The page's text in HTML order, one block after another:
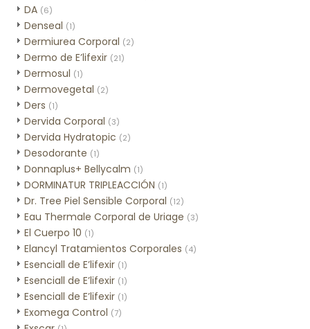
DA (6)
Denseal (1)
Dermiurea Corporal (2)
Dermo de E’lifexir (21)
Dermosul (1)
Dermovegetal (2)
Ders (1)
Dervida Corporal (3)
Dervida Hydratopic (2)
Desodorante (1)
Donnaplus+ Bellycalm (1)
DORMINATUR TRIPLEACCIÓN (1)
Dr. Tree Piel Sensible Corporal (12)
Eau Thermale Corporal de Uriage (3)
El Cuerpo 10 (1)
Elancyl Tratamientos Corporales (4)
Esenciall de E’lifexir (1)
Esenciall de E’lifexir (1)
Esenciall de E’lifexir (1)
Exomega Control (7)